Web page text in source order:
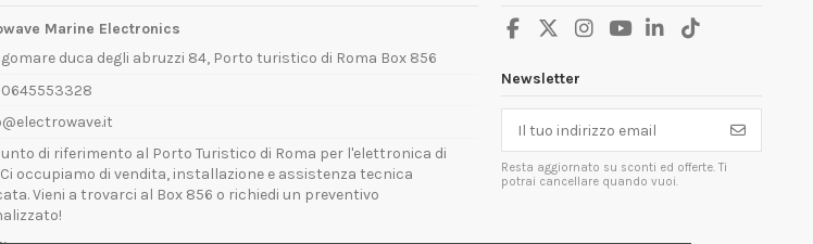
Marine Electronics
duca degli abruzzi 84, Porto turistico di Roma Box 856
di riferimento al Porto Turistico di Roma per l'elettronica di
occupiamo di vendita, installazione e assistenza tecnica
Vieni a trovarci al Box 856 o richiedi un preventivo
Newsletter
Resta aggiornato su sconti ed offerte. Ti
potrai cancellare quando vuoi.